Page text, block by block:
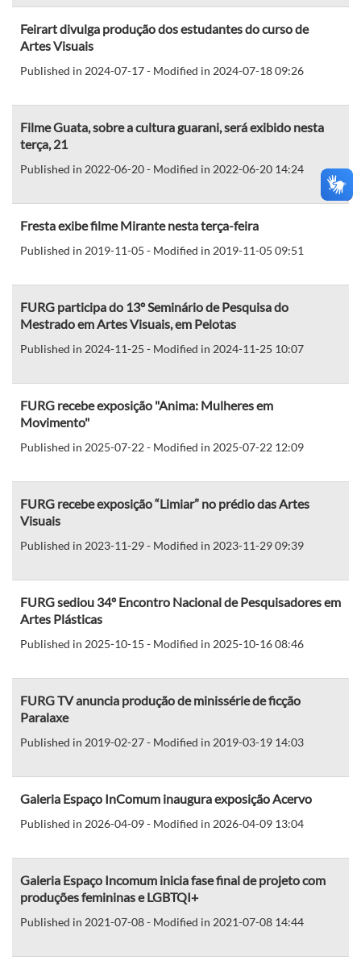
Feirart divulga produção dos estudantes do curso de
Artes Visuais
Published in 2024-07-17 - Modified in 2024-07-18 09:26
Filme Guata, sobre a cultura guarani, será exibido nesta
terça, 21
Published in 2022-06-20 - Modified in 2022-06-20 14:24
Fresta exibe filme Mirante nesta terça-feira
Published in 2019-11-05 - Modified in 2019-11-05 09:51
FURG participa do 13º Seminário de Pesquisa do
Mestrado em Artes Visuais, em Pelotas
Published in 2024-11-25 - Modified in 2024-11-25 10:07
FURG recebe exposição "Anima: Mulheres em
Movimento"
Published in 2025-07-22 - Modified in 2025-07-22 12:09
FURG recebe exposição “Limiar” no prédio das Artes
Visuais
Published in 2023-11-29 - Modified in 2023-11-29 09:39
FURG sediou 34º Encontro Nacional de Pesquisadores em
Artes Plásticas
Published in 2025-10-15 - Modified in 2025-10-16 08:46
FURG TV anuncia produção de minissérie de ficção
Paralaxe
Published in 2019-02-27 - Modified in 2019-03-19 14:03
Galeria Espaço InComum inaugura exposição Acervo
Published in 2026-04-09 - Modified in 2026-04-09 13:04
Galeria Espaço Incomum inicia fase final de projeto com
produções femininas e LGBTQI+
Published in 2021-07-08 - Modified in 2021-07-08 14:44